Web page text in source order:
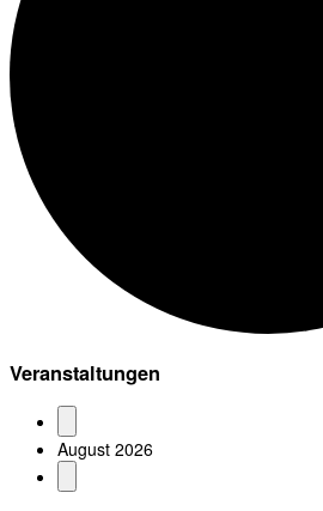
Veranstaltungen
August 2026